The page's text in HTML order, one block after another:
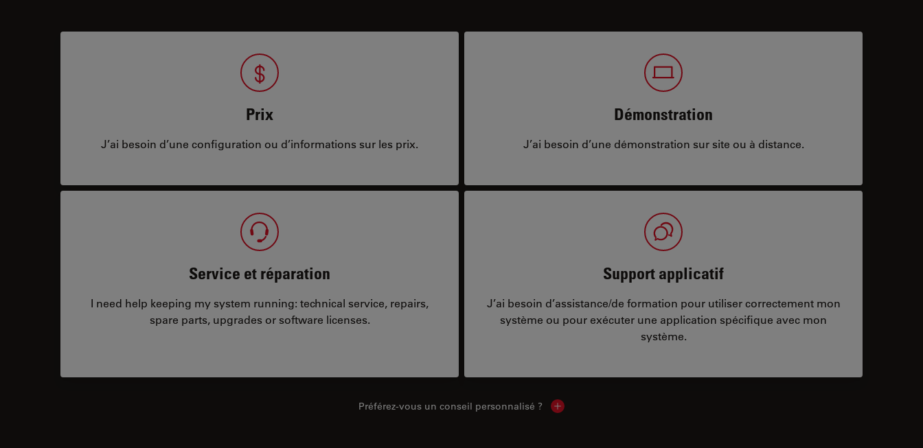
Prix
J’ai besoin d’une configuration ou d’informations sur les prix.
Démonstration
J’ai besoin d’une démonstration sur site ou à distance.
Service et réparation
I need help keeping my system running: technical service, repairs,
spare parts, upgrades or software licenses.
Support applicatif
J’ai besoin d’assistance/de formation pour utiliser correctement mon
système ou pour exécuter une application spécifique avec mon
système.
Préférez-vous un conseil personnalisé ? Show local contacts